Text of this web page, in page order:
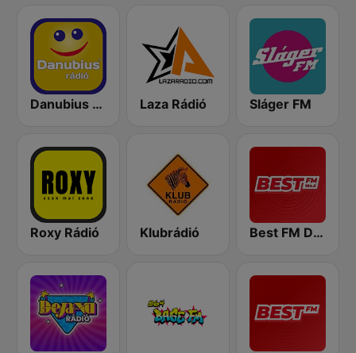
Danubius Rádió Laza Rádió Sláger FM
Roxy Rádió Klubrádió Best FM Debrecen